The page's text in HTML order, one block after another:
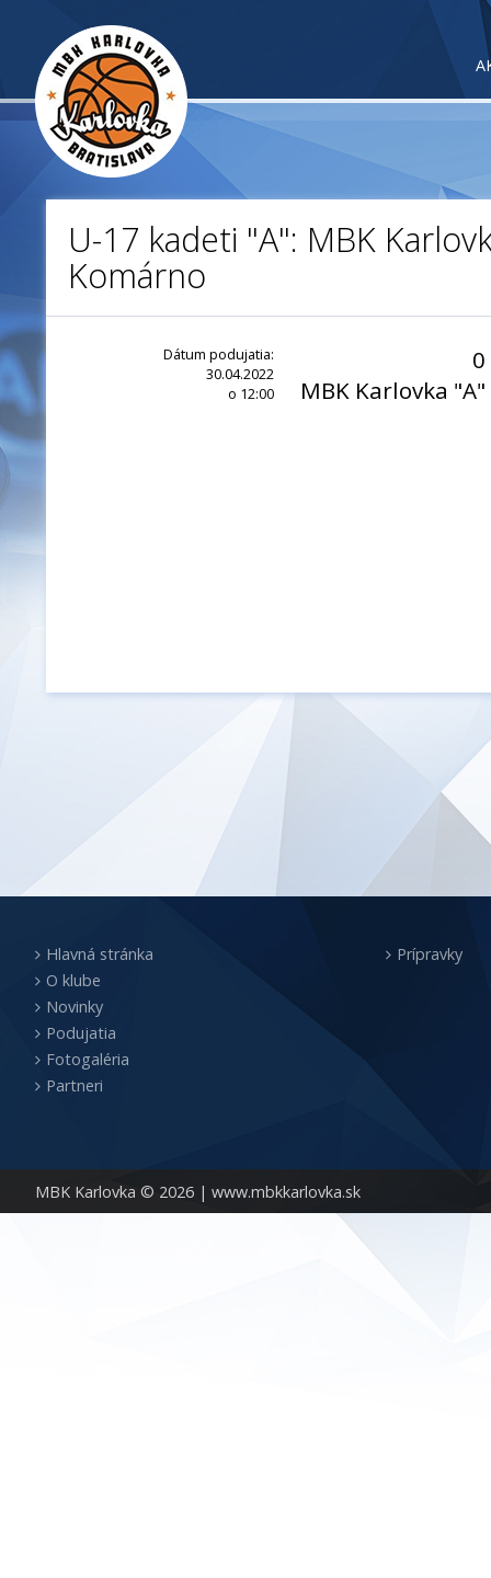
U-17 kadeti "A": MBK
Komárno
Dátum podujatia:
30.04.2022
o 12:00
0
MBK Karlovka "A"
MBK Karlovka © 2026 | www.mbkkarlovka.sk
Hlavná stránka
O klube
Novinky
Podujatia
Fotogaléria
Partneri
Prípravky